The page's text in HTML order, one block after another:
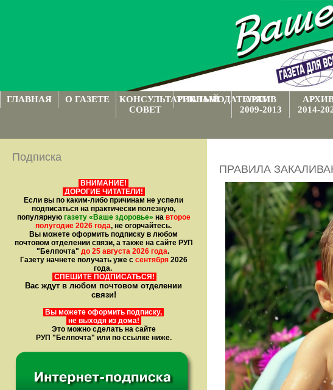
ГЛАВНАЯ О ГАЗЕТЕ
КОНСУЛЬТАТИВНЫЙ
СОВЕТ
РЕКЛАМОДАТЕЛЯМ
АРХИВ
2009-2013
2014-
Подписка
ВНИМАНИЕ!
ДОРОГИЕ ЧИТАТЕЛИ!
Если вы по каким-либо причинам не успели
подписаться на практически полезную,
популярную газету «Ваше здоровье» на второе
полугодие 2026 года, не огорчайтесь.
Вы можете оформить подписку в любом
почтовом отделении связи, а также на сайте РУП
"Белпочта" до 25 августа 2026 года.
Газету начнете получать уже с сентября2026
года.
СПЕШИТЕ ПОДПИСАТЬСЯ!
Вас ждут в любом почтовом отделении
связи!
Вы можете оформить подписку,
не выходя из дома!
Это можно сделать на сайте
РУП "Белпочта" или по ссылке ниже.
ПРАВИЛА